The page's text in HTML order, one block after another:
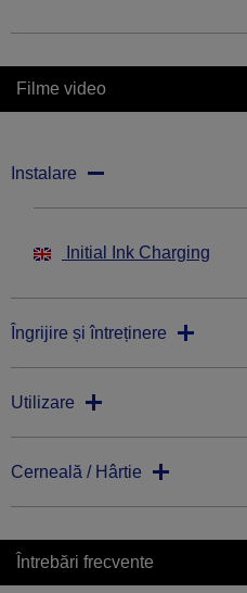
Filme video
Instalare
Initial Ink Charging
Îngrijire și întreținere
Utilizare
Cerneală / Hârtie
Întrebări frecvente